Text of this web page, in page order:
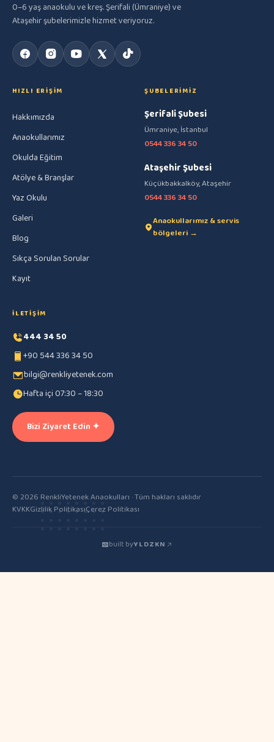
0–6 yaş anaokulu ve kreş. Şerifali (Ümraniye) ve
Ataşehir şubelerimizle hizmet veriyoruz.
HIZLI ERIŞIM
Hakkımızda
Anaokullarımız
Okulda Eğitim
Atölye & Branşlar
Yaz Okulu
Galeri
Blog
Sıkça Sorulan Sorular
Kayıt
ŞUBELERIMIZ
Şerifali Şubesi
Ümraniye, İstanbul
0544 336 34 50
Ataşehir Şubesi
Küçükbakkalköy, Ataşehir
0544 336 34 50
Anaokullarımız & servis
bölgeleri →
İLETIŞIM
444 34 50
+90 544 336 34 50
bilgi@renkliyetenek.com
Hafta içi 07:30 – 18:30
Bizi Ziyaret Edin ✦
© 2026 RenkliYetenek Anaokulları · Tüm hakları saklıdır
KVKKGizlilik PolitikasıÇerez Politikası
built byYLDZKN